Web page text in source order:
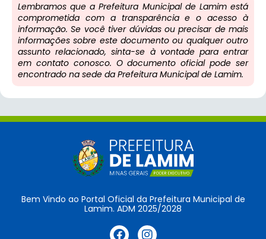
Lembramos que a Prefeitura Municipal de Lamim está
comprometida com a transparência e o acesso à
informação. Se você tiver dúvidas ou precisar de mais
informações sobre este documento ou qualquer outro
assunto relacionado, sinta-se à vontade para entrar
em contato conosco. O documento oficial pode ser
encontrado na sede da Prefeitura Municipal de Lamim.
Bem Vindo ao Portal Oficial da Prefeitura Municipal de
Lamim. ADM 2025/2028